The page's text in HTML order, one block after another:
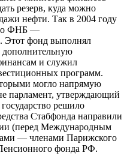
резерв, куда можно
нефти. Так в 2004 году
ФНБ —
Этот фонд выполнял
дополнительную
и служил
программ.
могло напрямую
парламент, утверждающий
решило
Стабфонда направили
(перед Международным
— членами Парижского
фонда РФ.